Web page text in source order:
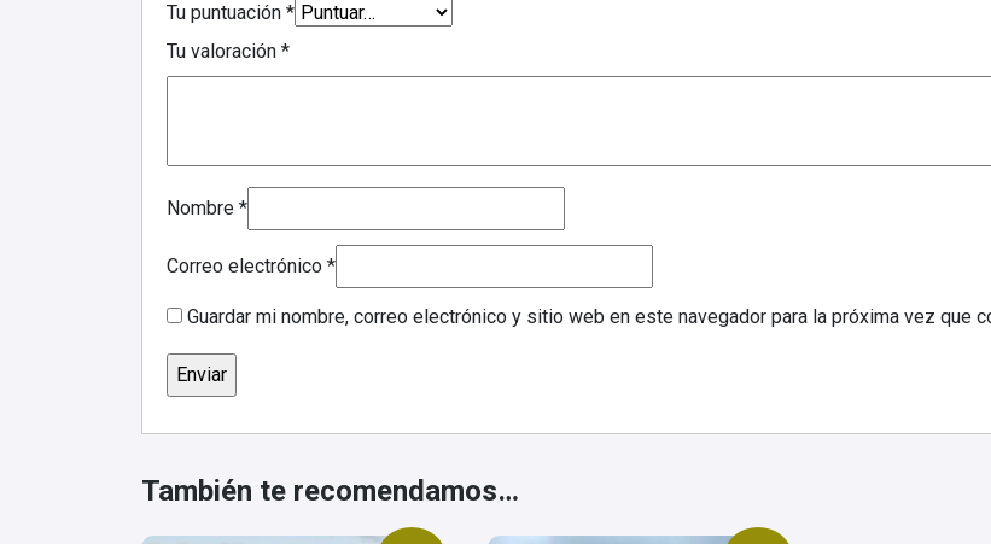
Tu puntuación *
Tu valoración *
Nombre *
Correo electrónico *
Guardar mi nombre, correo electrónico y sitio web en este navegador para la próxima vez que
También te recomendamos…